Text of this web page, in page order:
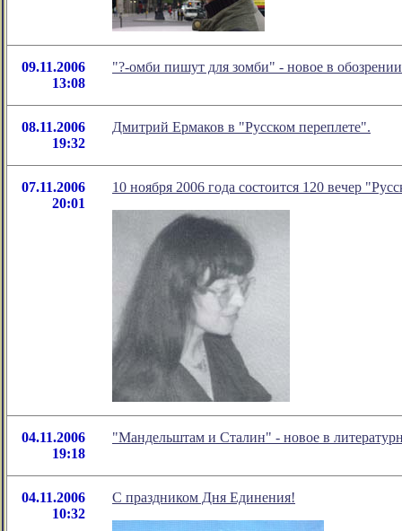
09.11.2006
13:08
"?-омби пишут для зомби" - новое в
08.11.2006
19:32
Дмитрий Ермаков в "Русском переплете".
07.11.2006
20:01
10 ноября 2006 года состоится 120 вечер
04.11.2006
19:18
"Мандельштам и Сталин" - новое в
04.11.2006
10:32
С праздником Дня Единения!